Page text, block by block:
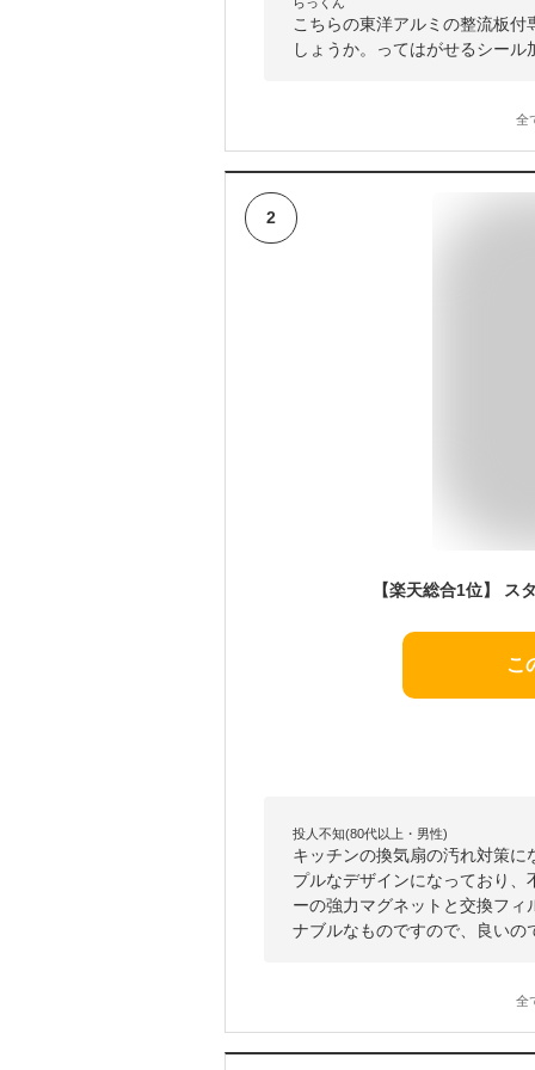
こちらの東洋アルミの整流板
しょうか。ってはがせるシー
全
2
こ
投人不知(80代以上・男性)
キッチンの換気扇の汚れ対策
プルなデザインになっており
ーの強力マグネットと交換フ
ナブルなものですので、良いの
全